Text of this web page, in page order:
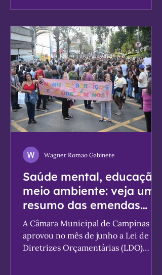
recentes controvérsias sobre o
em Campinas nos levaram a pensar
como qualificar todo o processo
relacionado ao tema. Com a
existência da Lei nº 11.571/2003,
redigimos o Projeto de Lei
Complementar para tratar da d
Saúde mental, educação,
meio ambiente: veja um
resumo das emendas
que apresentamos à LDO
2027
A Câmara Municipal de Campinas
aprovou no mês de junho a Lei de
Diretrizes Orçamentárias (LDO)
Wagner Romao Gabinete